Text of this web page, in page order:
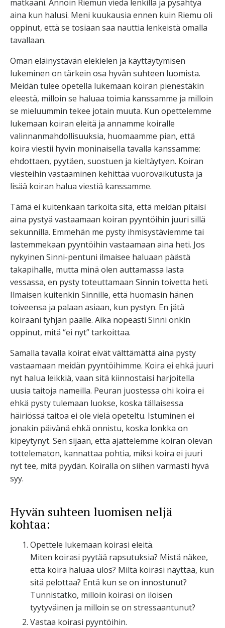
matkaani. Annoin Riemun viedä lenkillä ja pysähtyä
aina kun halusi. Meni kuukausia ennen kuin Riemu oli
oppinut, että se tosiaan saa nauttia lenkeistä omalla
tavallaan.
Oman eläinystävän elekielen ja käyttäytymisen
lukeminen on tärkein osa hyvän suhteen luomista.
Meidän tulee opetella lukemaan koiran pienestäkin
eleestä, milloin se haluaa toimia kanssamme ja milloin
se mieluummin tekee jotain muuta. Kun opettelemme
lukemaan koiran eleitä ja annamme koiralle
valinnanmahdollisuuksia, huomaamme pian, että
koira viestii hyvin moninaisella tavalla kanssamme:
ehdottaen, pyytäen, suostuen ja kieltäytyen. Koiran
viesteihin vastaaminen kehittää vuorovaikutusta ja
lisää koiran halua viestiä kanssamme.
Tämä ei kuitenkaan tarkoita sitä, että meidän pitäisi
aina pystyä vastaamaan koiran pyyntöihin juuri sillä
sekunnilla. Emmehän me pysty ihmisystäviemme tai
lastemmekaan pyyntöihin vastaamaan aina heti. Jos
nykyinen Sinni-pentuni ilmaisee haluaan päästä
takapihalle, mutta minä olen auttamassa lasta
vessassa, en pysty toteuttamaan Sinnin toivetta heti.
Ilmaisen kuitenkin Sinnille, että huomasin hänen
toiveensa ja palaan asiaan, kun pystyn. En jätä
koiraani tyhjän päälle. Aika nopeasti Sinni onkin
oppinut, mitä “ei nyt” tarkoittaa.
Samalla tavalla koirat eivät välttämättä aina pysty
vastaamaan meidän pyyntöihimme. Koira ei ehkä juuri
nyt halua leikkiä, vaan sitä kiinnostaisi harjoitella
uusia taitoja nameilla. Peuran juostessa ohi koira ei
ehkä pysty tulemaan luokse, koska tällaisessa
häiriössä taitoa ei ole vielä opeteltu. Istuminen ei
jonakin päivänä ehkä onnistu, koska lonkka on
kipeytynyt. Sen sijaan, että ajattelemme koiran olevan
tottelematon, kannattaa pohtia, miksi koira ei juuri
nyt tee, mitä pyydän. Koiralla on siihen varmasti hyvä
syy.
Hyvän suhteen luomisen neljä
kohtaa:
Opettele lukemaan koirasi eleitä.
Miten koirasi pyytää rapsutuksia? Mistä näkee,
että koira haluaa ulos? Miltä koirasi näyttää, kun
sitä pelottaa? Entä kun se on innostunut?
Tunnistatko, milloin koirasi on iloisen
tyytyväinen ja milloin se on stressaantunut?
Vastaa koirasi pyyntöihin.